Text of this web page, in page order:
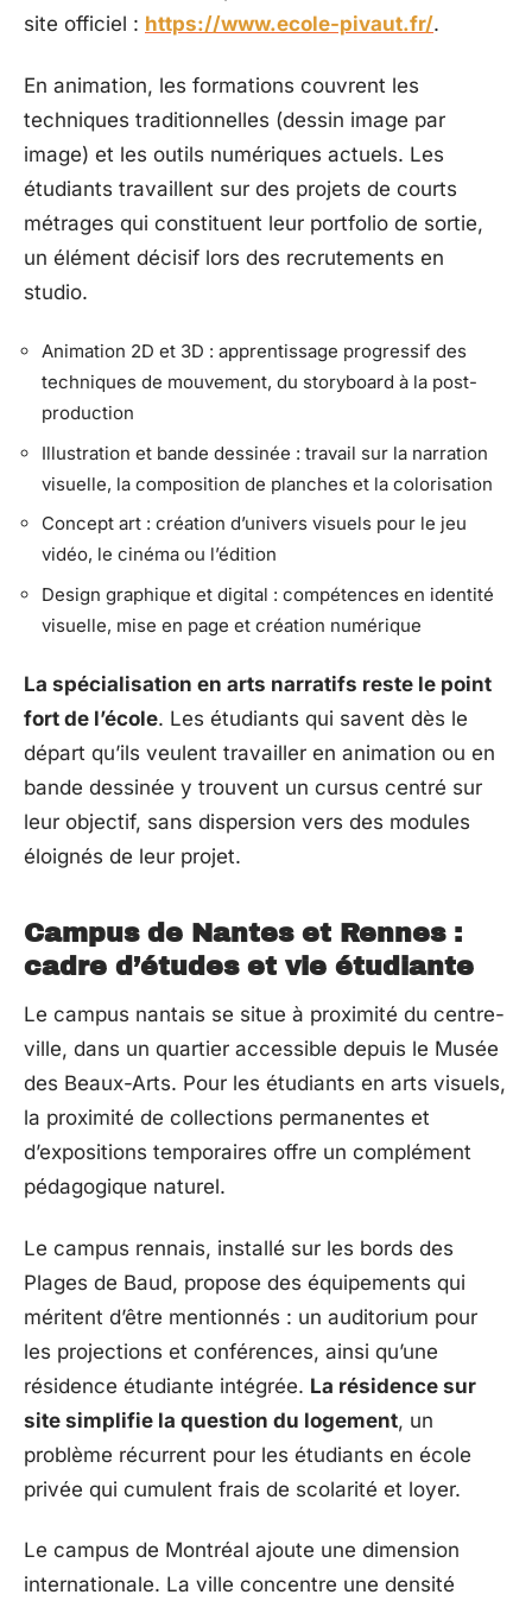
site officiel : https://www.ecole-pivaut.fr/.
En animation, les formations couvrent les
techniques traditionnelles (dessin image par
image) et les outils numériques actuels. Les
étudiants travaillent sur des projets de courts
métrages qui constituent leur portfolio de sortie,
un élément décisif lors des recrutements en
studio.
Animation 2D et 3D : apprentissage progressif des
techniques de mouvement, du storyboard à la post-
production
Illustration et bande dessinée : travail sur la narration
visuelle, la composition de planches et la colorisation
Concept art : création d’univers visuels pour le jeu
vidéo, le cinéma ou l’édition
Design graphique et digital : compétences en identité
visuelle, mise en page et création numérique
La spécialisation en arts narratifs reste le point
fort de l’école. Les étudiants qui savent dès le
départ qu’ils veulent travailler en animation ou en
bande dessinée y trouvent un cursus centré sur
leur objectif, sans dispersion vers des modules
éloignés de leur projet.
Campus de Nantes et Rennes :
cadre d’études et vie étudiante
Le campus nantais se situe à proximité du centre-
ville, dans un quartier accessible depuis le Musée
des Beaux-Arts. Pour les étudiants en arts visuels,
la proximité de collections permanentes et
d’expositions temporaires offre un complément
pédagogique naturel.
Le campus rennais, installé sur les bords des
Plages de Baud, propose des équipements qui
méritent d’être mentionnés : un auditorium pour
les projections et conférences, ainsi qu’une
résidence étudiante intégrée. La résidence sur
site simplifie la question du logement, un
problème récurrent pour les étudiants en école
privée qui cumulent frais de scolarité et loyer.
Le campus de Montréal ajoute une dimension
internationale. La ville concentre une densité